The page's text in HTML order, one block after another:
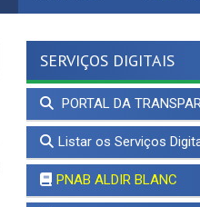
SERVIÇOS DIGITAIS
PORTAL DA
Listar os Serviços
PNAB ALDIR BLANC